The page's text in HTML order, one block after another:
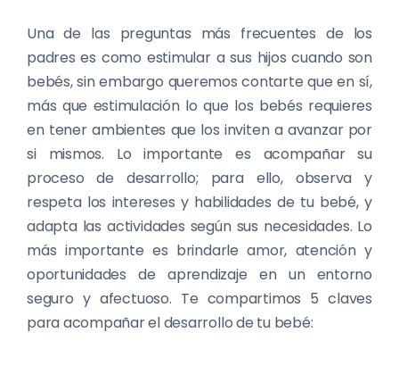
Una de las preguntas más frecuentes de los
padres es como estimular a sus hijos cuando son
bebés, sin embargo queremos contarte que en sí,
más que estimulación lo que los bebés requieres
en tener ambientes que los inviten a avanzar por
si mismos. Lo importante es acompañar su
proceso de desarrollo; para ello, observa y
respeta los intereses y habilidades de tu bebé, y
adapta las actividades según sus necesidades. Lo
más importante es brindarle amor, atención y
oportunidades de aprendizaje en un entorno
seguro y afectuoso. Te compartimos 5 claves
para acompañar el desarrollo de tu bebé: